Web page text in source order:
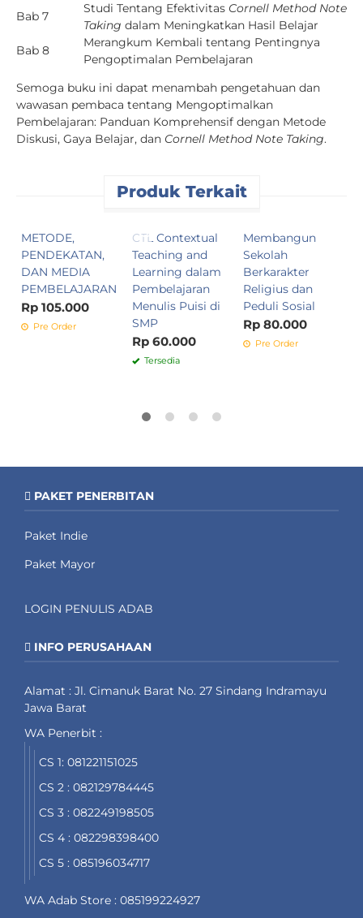
Bab 7
Studi Tentang Efektivitas Cornell Method Note
Taking dalam Meningkatkan Hasil Belajar
Bab 8
Merangkum Kembali tentang Pentingnya
Pengoptimalan Pembelajaran
Semoga buku ini dapat menambah pengetahuan dan
wawasan pembaca tentang Mengoptimalkan
Pembelajaran: Panduan Komprehensif dengan Metode
Diskusi, Gaya Belajar, dan Cornell Method Note Taking.
Produk Terkait
METODE,
PENDEKATAN,
DAN MEDIA
PEMBELAJARAN
Rp 105.000
Pre Order
CTL Contextual
Teaching and
Learning dalam
Pembelajaran
Menulis Puisi di
SMP
Rp 60.000
Tersedia
Membangun
Sekolah
Berkarakter
Religius dan
Peduli Sosial
Rp 80.000
Pre Order
PAKET PENERBITAN
Paket Indie
Paket Mayor
LOGIN PENULIS ADAB
INFO PERUSAHAAN
Alamat : Jl. Cimanuk Barat No. 27 Sindang Indramayu
Jawa Barat
WA Penerbit :
CS 1: 081221151025
CS 2 : 082129784445
CS 3 : 082249198505
CS 4 : 082298398400
CS 5 : 085196034717
WA Adab Store : 085199224927